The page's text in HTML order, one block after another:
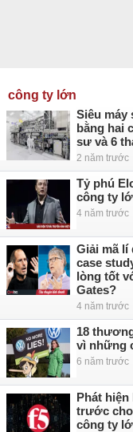
công ty lớn
Siêu máy
bằng hai
sư và 6
2 năm trước
Tỷ phú
công ty
4 năm trước
Giải mã lí
case
lòng tốt
Gates?
4 năm trước
18
vì những
6 năm trước
Phát
trước cho
công ty